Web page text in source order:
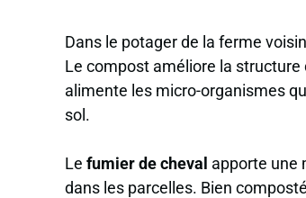
Dans le potager de la ferme
Le compost améliore la structure
alimente les micro-organismes
sol.
Le fumier de cheval apporte une
dans les parcelles. Bien